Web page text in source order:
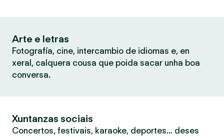
Arte e letras
Fotografía, cine, intercambio de idiomas e, en
xeral, calquera cousa que poida sacar unha boa
conversa.
Xuntanzas sociais
Concertos, festivais, karaoke, deportes… deses